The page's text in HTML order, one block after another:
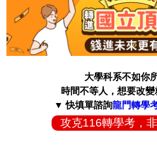
大學科系不如你
時間不等人，想要改變
▼ 快填單諮詢龍門轉學
攻克116轉學考，